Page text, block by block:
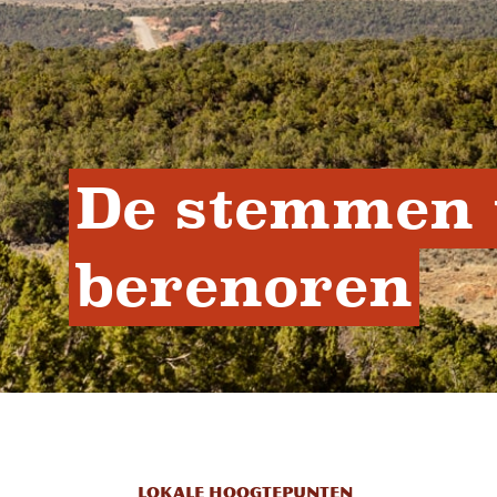
De stemmen
berenoren
LOKALE HOOGTEPUNTEN